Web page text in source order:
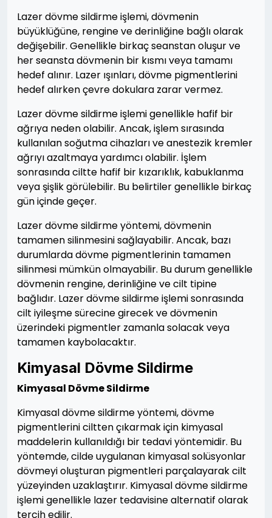
Lazer dövme sildirme işlemi, dövmenin
büyüklüğüne, rengine ve derinliğine bağlı olarak
değişebilir. Genellikle birkaç seanstan oluşur ve
her seansta dövmenin bir kısmı veya tamamı
hedef alınır. Lazer ışınları, dövme pigmentlerini
hedef alırken çevre dokulara zarar vermez.
Lazer dövme sildirme işlemi genellikle hafif bir
ağrıya neden olabilir. Ancak, işlem sırasında
kullanılan soğutma cihazları ve anestezik kremler
ağrıyı azaltmaya yardımcı olabilir. İşlem
sonrasında ciltte hafif bir kızarıklık, kabuklanma
veya şişlik görülebilir. Bu belirtiler genellikle birkaç
gün içinde geçer.
Lazer dövme sildirme yöntemi, dövmenin
tamamen silinmesini sağlayabilir. Ancak, bazı
durumlarda dövme pigmentlerinin tamamen
silinmesi mümkün olmayabilir. Bu durum genellikle
dövmenin rengine, derinliğine ve cilt tipine
bağlıdır. Lazer dövme sildirme işlemi sonrasında
cilt iyileşme sürecine girecek ve dövmenin
üzerindeki pigmentler zamanla solacak veya
tamamen kaybolacaktır.
Kimyasal Dövme Sildirme
Kimyasal Dövme Sildirme
Kimyasal dövme sildirme yöntemi, dövme
pigmentlerini ciltten çıkarmak için kimyasal
maddelerin kullanıldığı bir tedavi yöntemidir. Bu
yöntemde, cilde uygulanan kimyasal solüsyonlar
dövmeyi oluşturan pigmentleri parçalayarak cilt
yüzeyinden uzaklaştırır. Kimyasal dövme sildirme
işlemi genellikle lazer tedavisine alternatif olarak
tercih edilir.